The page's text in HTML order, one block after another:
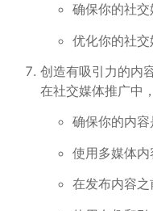
确保你的社交
优化你的社交
创造有吸引力的内
在社交媒体推广中
确保你的内容
使用多媒体内
在发布内容之